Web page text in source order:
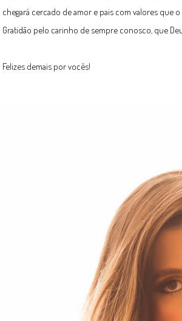
chegará cercado de amor e pais com valores que
Gratidão pelo carinho de sempre conosco, que
Felizes demais por vocês!